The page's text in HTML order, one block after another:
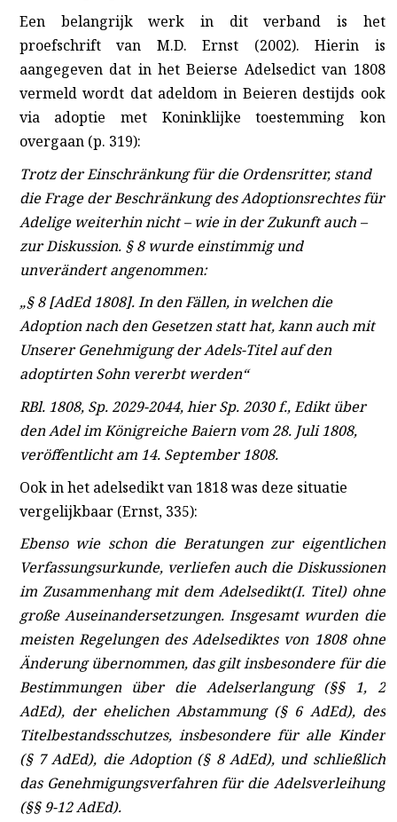
Een belangrijk werk in dit verband is het
proefschrift van M.D. Ernst (2002). Hierin is
aangegeven dat in het Beierse Adelsedict van 1808
vermeld wordt dat adeldom in Beieren destijds ook
via adoptie met Koninklijke toestemming kon
overgaan (p. 319):
Trotz der Einschränkung für die Ordensritter, stand
die Frage der Beschränkung des Adoptionsrechtes für
Adelige weiterhin nicht – wie in der Zukunft auch –
zur Diskussion. § 8 wurde einstimmig und
unverändert angenommen:
„§ 8 [AdEd 1808]. In den Fällen, in welchen die
Adoption nach den Gesetzen statt hat, kann auch mit
Unserer Genehmigung der Adels-Titel auf den
adoptirten Sohn vererbt werden“
RBl. 1808, Sp. 2029-2044, hier Sp. 2030 f., Edikt über
den Adel im Königreiche Baiern vom 28. Juli 1808,
veröffentlicht am 14. September 1808.
Ook in het adelsedikt van 1818 was deze situatie
vergelijkbaar (Ernst, 335):
Ebenso wie schon die Beratungen zur eigentlichen
Verfassungsurkunde, verliefen auch die Diskussionen
im Zusammenhang mit dem Adelsedikt(I. Titel) ohne
große Auseinandersetzungen. Insgesamt wurden die
meisten Regelungen des Adelsediktes von 1808 ohne
Änderung übernommen, das gilt insbesondere für die
Bestimmungen über die Adelserlangung (§§ 1, 2
AdEd), der ehelichen Abstammung (§ 6 AdEd), des
Titelbestandsschutzes, insbesondere für alle Kinder
(§ 7 AdEd), die Adoption (§ 8 AdEd), und schließlich
das Genehmigungsverfahren für die Adelsverleihung
(§§ 9-12 AdEd).